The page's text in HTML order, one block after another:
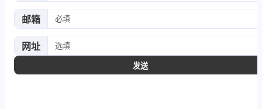
邮箱
网址
发送